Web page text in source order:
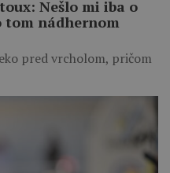
Nešlo mi iba o
tom nádhernom
pred vrcholom, pričom